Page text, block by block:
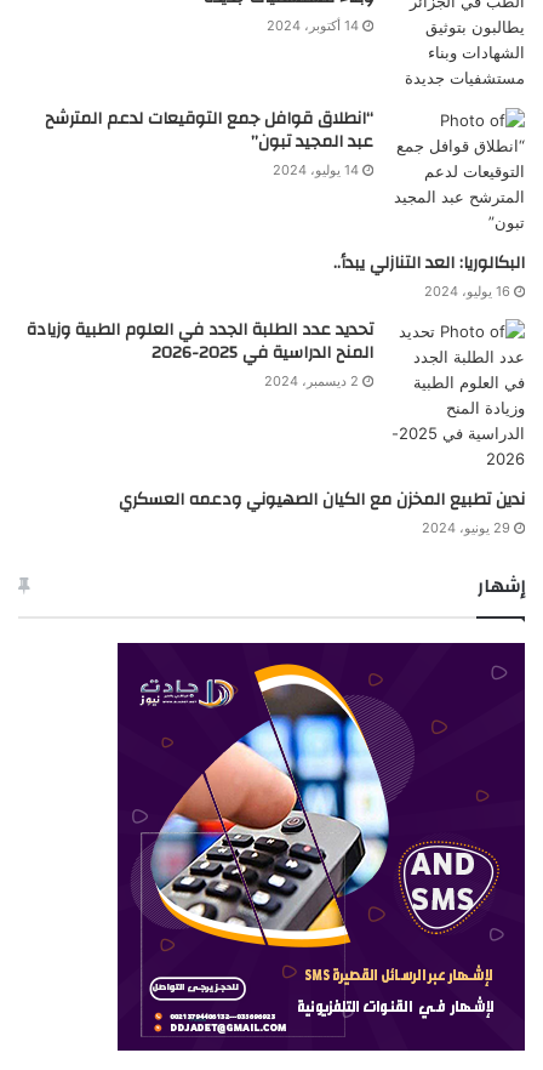
14 أكتوبر، 2024
“انطلاق قوافل جمع التوقيعات لدعم المترشح
عبد المجيد تبون”
14 يوليو، 2024
البكالوريا: العد التنازلي يبدأ..
16 يوليو، 2024
تحديد عدد الطلبة الجدد في العلوم الطبية وزيادة
المنح الدراسية في 2025-2026
2 ديسمبر، 2024
ندين تطبيع المخزن مع الكيان الصهيوني ودعمه العسكري
29 يونيو، 2024
إشهار